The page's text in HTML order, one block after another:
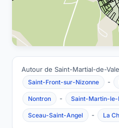
Autour de Saint-Martial-de-
Saint-Front-sur-Nizonne -
Nontron - Saint-Martin-le-
Sceau-Saint-Angel - La